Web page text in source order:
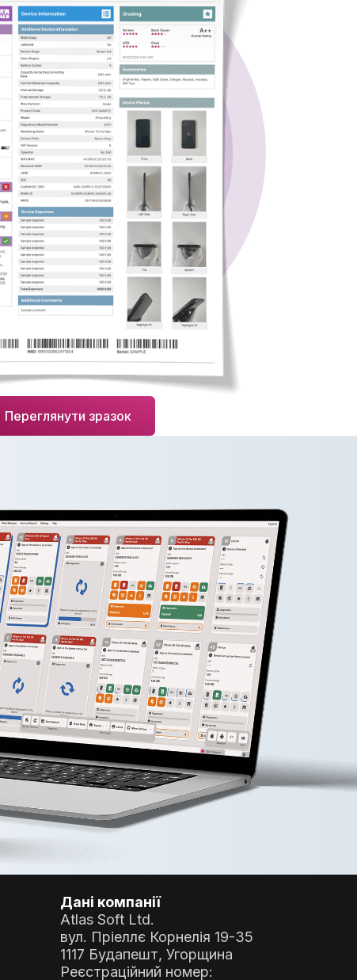
Переглянути зразок
Дані компанії
Atlas Soft Ltd.
вул. Пріеллє Корнелія 19-35
1117 Будапешт, Угорщина
Реєстраційний номер: